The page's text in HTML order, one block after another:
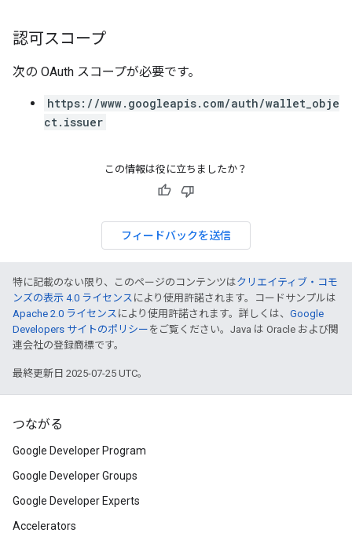
認可スコープ
次の OAuth スコープが必要です。
https://www.googleapis.com/auth/wallet_obje
ct.issuer
この情報は役に立ちましたか？
フィードバックを送信
特に記載のない限り、このページのコンテンツはクリエイティブ・コモ
ンズの表示 4.0 ライセンス により使用許諾されます。コードサンプルは
Apache 2.0 ライセンス により使用許諾されます。詳しくは、 Google
Developers サイトのポリシー をご覧ください。Java は Oracle および関
連会社の登録商標です。
最終更新日 2025-07-25 UTC。
つながる
Google Developer Program
Google Developer Groups
Google Developer Experts
Accelerators